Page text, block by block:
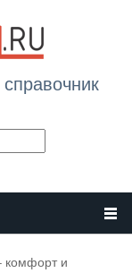
комфорт и